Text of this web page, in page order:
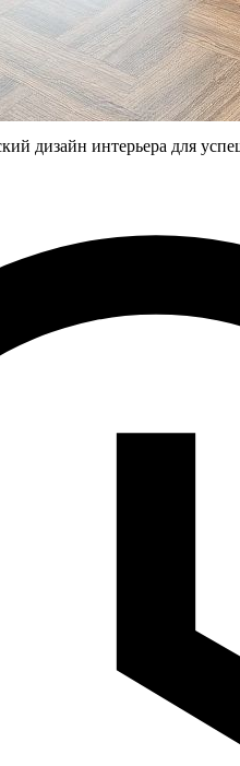
дизайн интерьера для